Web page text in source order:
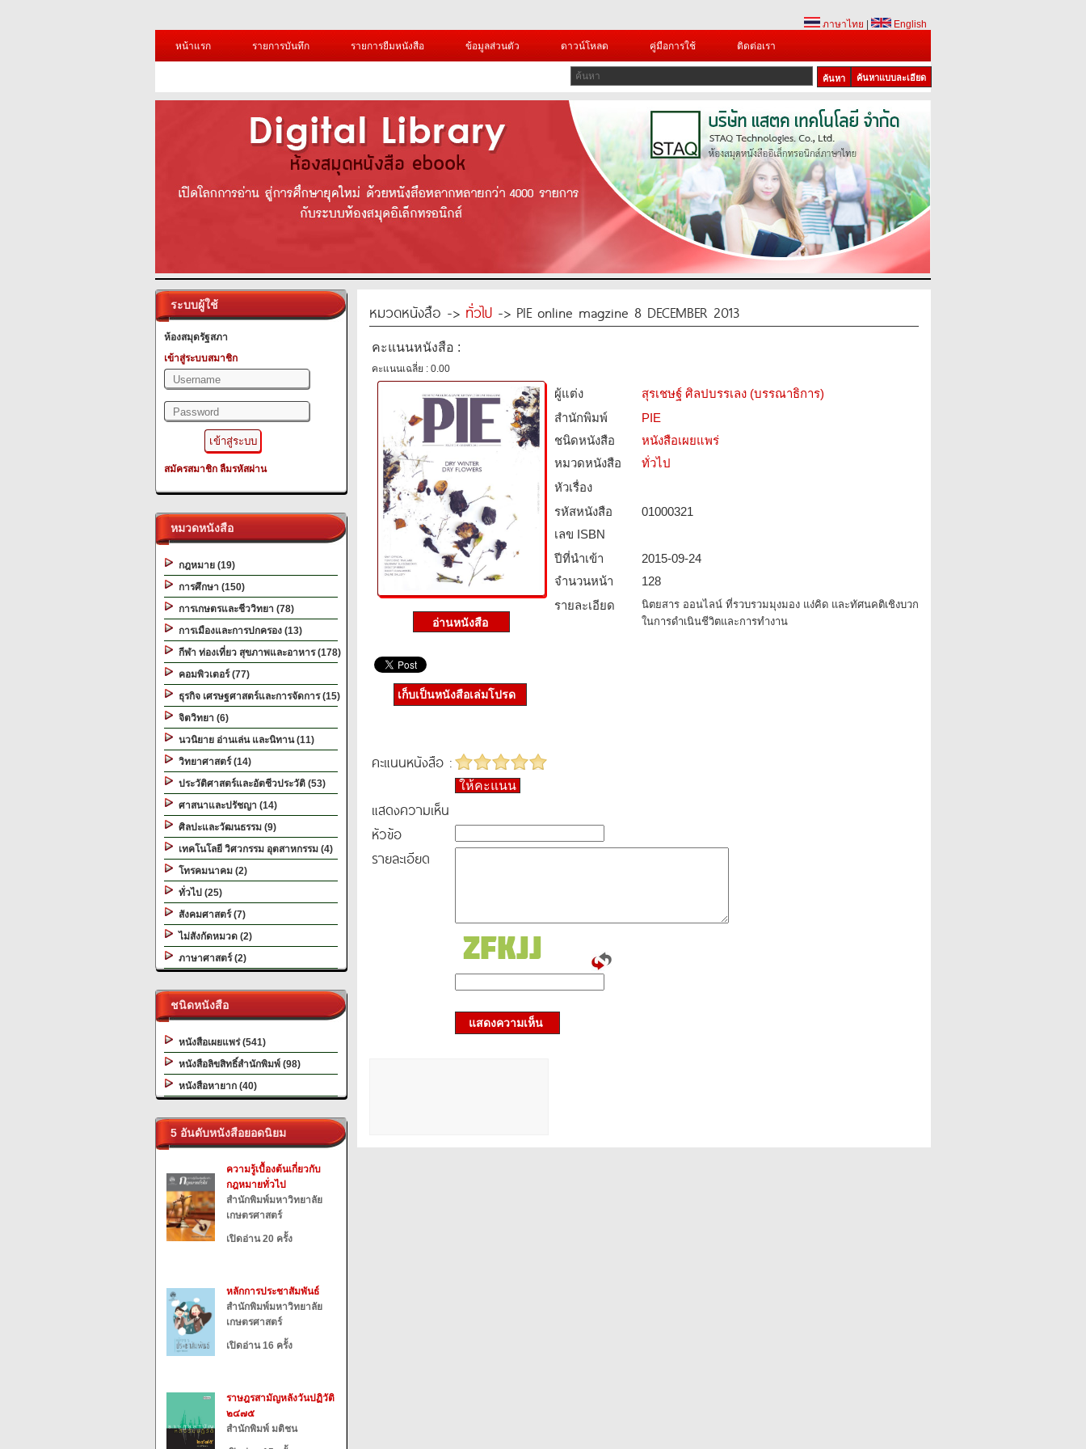
ภาษาไทย
English
หน้าแรก
รายการบันทึก รายการยืมหนังสือ ข้อมูลส่วนตัว ดาวน์โหลด คู่มือการใช้ ติดต่อเรา
ค้นหาแบบละเอียด
ระบบผู้ใช้
ห้องสมุดรัฐสภา
เข้าสู่ระบบสมาชิก
สมัครสมาชิก ลืมรหัสผ่าน
หมวดหนังสือ
กฎหมาย (19)
การศึกษา (150)
การเกษตรและชีววิทยา (78)
การเมืองและการปกครอง (13)
กีฬา ท่องเที่ยว สุขภาพและอาหาร (178)
คอมพิวเตอร์ (77)
ธุรกิจ เศรษฐศาสตร์และการจัดการ (15)
จิตวิทยา (6)
นวนิยาย อ่านเล่น และนิทาน (11)
วิทยาศาสตร์ (14)
ประวัติศาสตร์และอัตชีวประวัติ (53)
ศาสนาและปรัชญา (14)
ศิลปะและวัฒนธรรม (9)
เทคโนโลยี วิศวกรรม อุตสาหกรรม (4)
โทรคมนาคม (2)
ทั่วไป (25)
สังคมศาสตร์ (7)
ไม่สังกัดหมวด (2)
ภาษาศาสตร์ (2)
ชนิดหนังสือ
หนังสือเผยแพร่ (541)
หนังสือลิขสิทธิ์สำนักพิมพ์ (98)
หนังสือหายาก (40)
5 อันดับหนังสือยอดนิยม
ความรู้เบื้องต้นเกี่ยวกับ
กฎหมายทั่วไป
สำนักพิมพ์มหาวิทยาลัย
เกษตรศาสตร์
เปิดอ่าน 20 ครั้ง
หลักการประชาสัมพันธ์
สำนักพิมพ์มหาวิทยาลัย
เกษตรศาสตร์
เปิดอ่าน 16 ครั้ง
ราษฎรสามัญหลังวันปฏิวัติ
๒๔๗๕
สำนักพิมพ์ มติชน
หมวดหนังสือ -> ทั่วไป -> PIE online magzine 8 DECEMBER 2013
คะแนนหนังสือ :
คะแนนเฉลี่ย : 0.00
ผู้แต่ง
สุรเชษฐ์ ศิลปบรรเลง (บรรณาธิการ)
สำนักพิมพ์
PIE
ชนิดหนังสือ­
หนังสือเผยแพร่
หมวดหนังสือ­
ทั่วไป
หัวเรื่อง
รหัสหนังสือ­
01000321
เลข ISBN
ปีที่นำเข้า
2015-09-24
จำนวนหน้า
128
รายละเอียด
นิตยสาร ออนไลน์ ที่รวบรวมมุงมอง แง่คิด และทัศนคติเชิงบวก
ในการดำเนินชีวิตและการทำงาน
เก็บเป็นหนังสือเล่มโปรด
คะแนนหนังสือ :
ให้คะแนน
แสดงความเห็น
หัวข้อ
รายละเอียด
แสดงความเห็น